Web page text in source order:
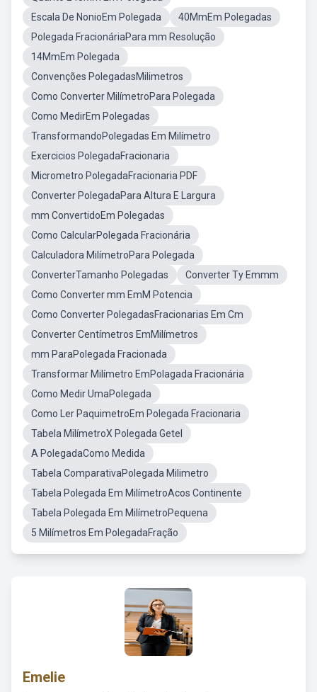
Escala De NonioEm Polegada
40MmEm Polegadas
Polegada FracionáriaPara mm Resolução
14MmEm Polegada
Convenções PolegadasMilimetros
Como Converter MilímetroPara Polegada
Como MedirEm Polegadas
TransformandoPolegadas Em Milímetro
Exercicios PolegadaFracionaria
Micrometro PolegadaFracionaria PDF
Converter PolegadaPara Altura E Largura
mm ConvertidoEm Polegadas
Como CalcularPolegada Fracionária
Calculadora MilímetroPara Polegada
ConverterTamanho Polegadas
Converter Ty Emmm
Como Converter mm EmM Potencia
Como Converter PolegadasFracionarias Em Cm
Converter Centímetros EmMilímetros
mm ParaPolegada Fracionada
Transformar Milímetro EmPolagada Fracionária
Como Medir UmaPolegada
Como Ler PaquimetroEm Polegada Fracionaria
Tabela MilímetroX Polegada Getel
A PolegadaComo Medida
Tabela ComparativaPolegada Milimetro
Tabela Polegada Em MilímetroAcos Continente
Tabela Polegada Em MilímetroPequena
5 Milímetros Em PolegadaFração
Emelie